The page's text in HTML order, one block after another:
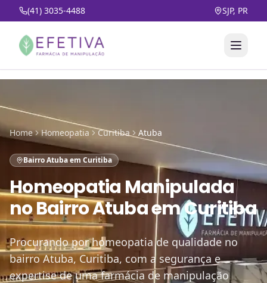
(41) 3035-4488 SJP, PR
Home Homeopatia Curitiba Atuba
Bairro Atuba em Curitiba
Homeopatia Manipulada
noBairro Atuba em Curitiba
Procurando por homeopatia de qualidade no
bairro Atuba, Curitiba, com a segurança e
expertise de uma farmácia de manipulação